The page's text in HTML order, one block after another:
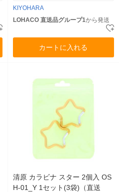
KIYOHARA
LOHACO 直送品グループ1から発送
カートに入れる
清原 カラビナ スター 2個入 OS
H-01_Y 1セット(3袋)（直送